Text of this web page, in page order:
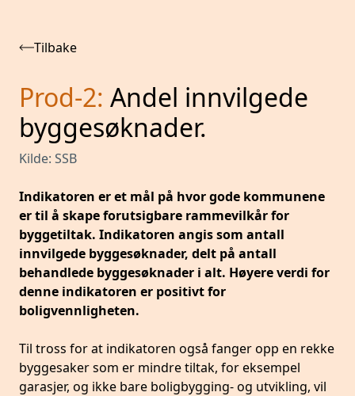
Tilbake
Prod-2: Andel innvilgede
byggesøknader.
Kilde: SSB
Indikatoren er et mål på hvor gode kommunene
er til å skape forutsigbare rammevilkår for
byggetiltak. Indikatoren angis som antall
innvilgede byggesøknader, delt på antall
behandlede byggesøknader i alt. Høyere verdi for
denne indikatoren er positivt for
boligvennligheten.
Til tross for at indikatoren også fanger opp en rekke
byggesaker som er mindre tiltak, for eksempel
garasjer, og ikke bare boligbygging- og utvikling, vil